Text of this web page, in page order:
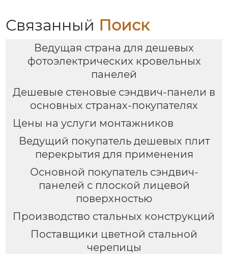
Связанный Поиск
Ведущая страна для дешевых
фотоэлектрических кровельных
панелей
Дешевые стеновые сэндвич-панели в
основных странах-покупателях
Цены на услуги монтажников
Ведущий покупатель дешевых плит
перекрытия для применения
Основной покупатель сэндвич-
панелей с плоской лицевой
поверхностью
Производство стальных конструкций
Поставщики цветной стальной
черепицы